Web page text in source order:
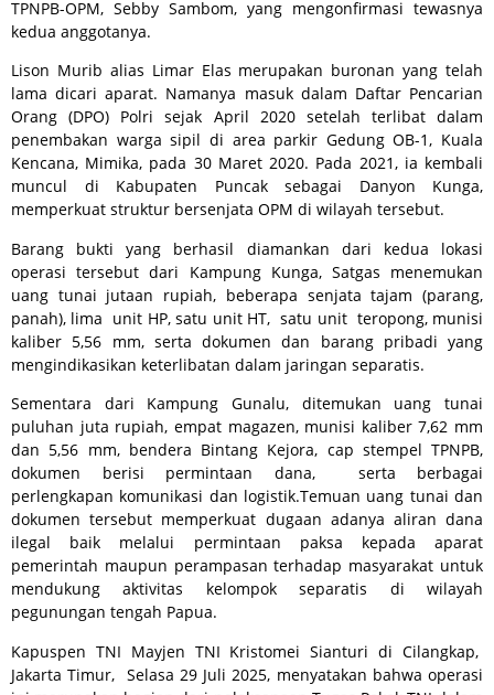
TPNPB-OPM, Sebby Sambom, yang mengonfirmasi tewasnya
kedua anggotanya.
Lison Murib alias Limar Elas merupakan buronan yang telah
lama dicari aparat. Namanya masuk dalam Daftar Pencarian
Orang (DPO) Polri sejak April 2020 setelah terlibat dalam
penembakan warga sipil di area parkir Gedung OB-1, Kuala
Kencana, Mimika, pada 30 Maret 2020. Pada 2021, ia kembali
muncul di Kabupaten Puncak sebagai Danyon Kunga,
memperkuat struktur bersenjata OPM di wilayah tersebut.
Barang bukti yang berhasil diamankan dari kedua lokasi
operasi tersebut dari Kampung Kunga, Satgas menemukan
uang tunai jutaan rupiah, beberapa senjata tajam (parang,
panah), lima unit HP, satu unit HT, satu unit teropong, munisi
kaliber 5,56 mm, serta dokumen dan barang pribadi yang
mengindikasikan keterlibatan dalam jaringan separatis.
Sementara dari Kampung Gunalu, ditemukan uang tunai
puluhan juta rupiah, empat magazen, munisi kaliber 7,62 mm
dan 5,56 mm, bendera Bintang Kejora, cap stempel TPNPB,
dokumen berisi permintaan dana, serta berbagai
perlengkapan komunikasi dan logistik.Temuan uang tunai dan
dokumen tersebut memperkuat dugaan adanya aliran dana
ilegal baik melalui permintaan paksa kepada aparat
pemerintah maupun perampasan terhadap masyarakat untuk
mendukung aktivitas kelompok separatis di wilayah
pegunungan tengah Papua.
Kapuspen TNI Mayjen TNI Kristomei Sianturi di Cilangkap,
Jakarta Timur, Selasa 29 Juli 2025, menyatakan bahwa operasi